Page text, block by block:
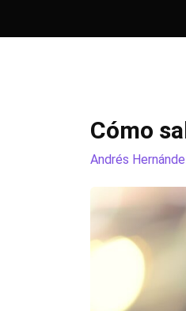
Cómo
Andrés